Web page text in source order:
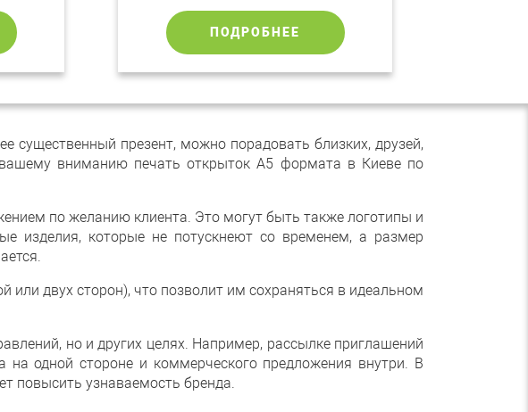
ПОДРОБНЕЕ
существенный презент, можно порадовать близких, друзей,
вниманию печать открыток А5 формата в Киеве по
по желанию клиента. Это могут быть также логотипы и
изделия, которые не потускнеют со временем, а размер
двух сторон), что позволит им сохраняться в идеальном
но и других целях. Например, рассылке приглашений
на одной стороне и коммерческого предложения внутри. В
повысить узнаваемость бренда.